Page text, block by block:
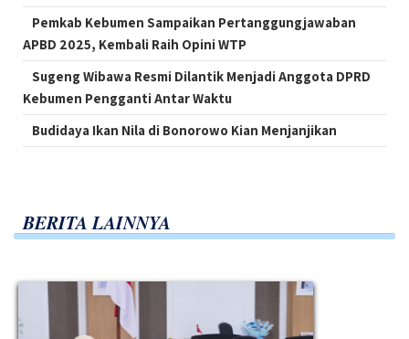
Pemkab Kebumen Sampaikan Pertanggungjawaban
APBD 2025, Kembali Raih Opini WTP
Sugeng Wibawa Resmi Dilantik Menjadi Anggota DPRD
Kebumen Pengganti Antar Waktu
Budidaya Ikan Nila di Bonorowo Kian Menjanjikan
BERITA LAINNYA